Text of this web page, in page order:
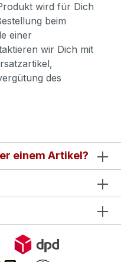
wird für Dich
beim
einer
wir Dich mit
des
einem Artikel?